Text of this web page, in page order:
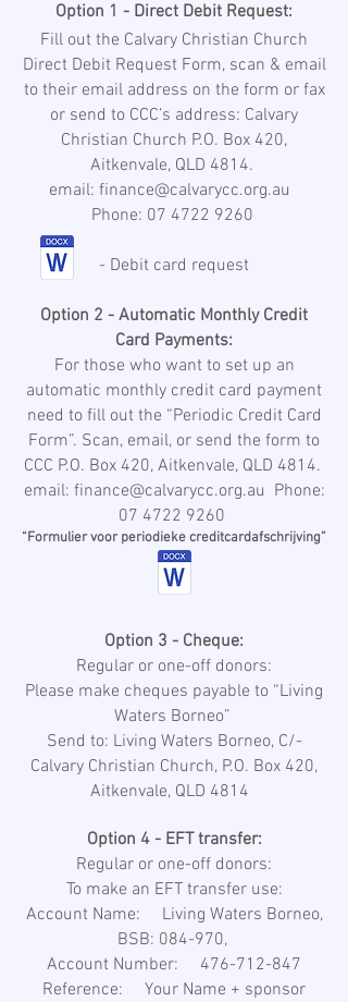
Option 1 - Direct Debit Request:
Fill out the Calvary Christian Church
Direct Debit Request Form, scan & email
to their email address on the form or fax
or send to CCC’s address: Calvary
Christian Church P.O. Box 420,
Aitkenvale, QLD 4814.
email: finance@calvarycc.org.au
Phone: 07 4722 9260
- Debit card request
Option 2 - Automatic Monthly Credit
Card Payments:
For those who want to set up an
automatic monthly credit card payment
need to fill out the “Periodic Credit Card
Form”. Scan, email, or send the form to
CCC P.O. Box 420, Aitkenvale, QLD 4814.
email: finance@calvarycc.org.au Phone:
07 4722 9260
Option 3 - Cheque:
Regular or one-off donors:
Please make cheques payable to “Living
Waters Borneo”
Send to: Living Waters Borneo, C/-
Calvary Christian Church, P.O. Box 420,
Aitkenvale, QLD 4814
Option 4 - EFT transfer:
Regular or one-off donors:
To make an EFT transfer use:
Account Name: Living Waters Borneo,
BSB: 084-970,
Account Number: 476-712-847
Reference: Your Name + sponsor
“Formulier voor periodieke creditcardafschrijving”